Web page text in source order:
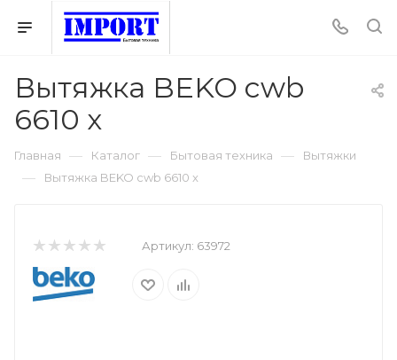
Вытяжка BEKO cwb
6610 x
Главная — Каталог — Бытовая техника — Вытяжки
— Вытяжка BEKO cwb 6610 x
Артикул: 63972